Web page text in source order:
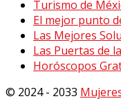
Turismo de
El mejor punto
Las Mejores
Las Puertas de
Horóscopos
© 2024 - 2033